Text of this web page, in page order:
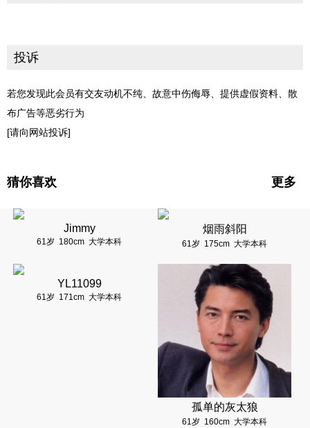
投诉
若您发现此会员有交友动机不纯、故意中伤侮辱、提供虚假资料、散
布广告等恶劣行为
[请向网站投诉]
猜你喜欢 更多
Jimmy
61岁 180cm 大学本科
烟雨斜阳
61岁 175cm 大学本科
YL11099
61岁 171cm 大学本科
孤单的灰太狼
61岁 160cm 大学本科